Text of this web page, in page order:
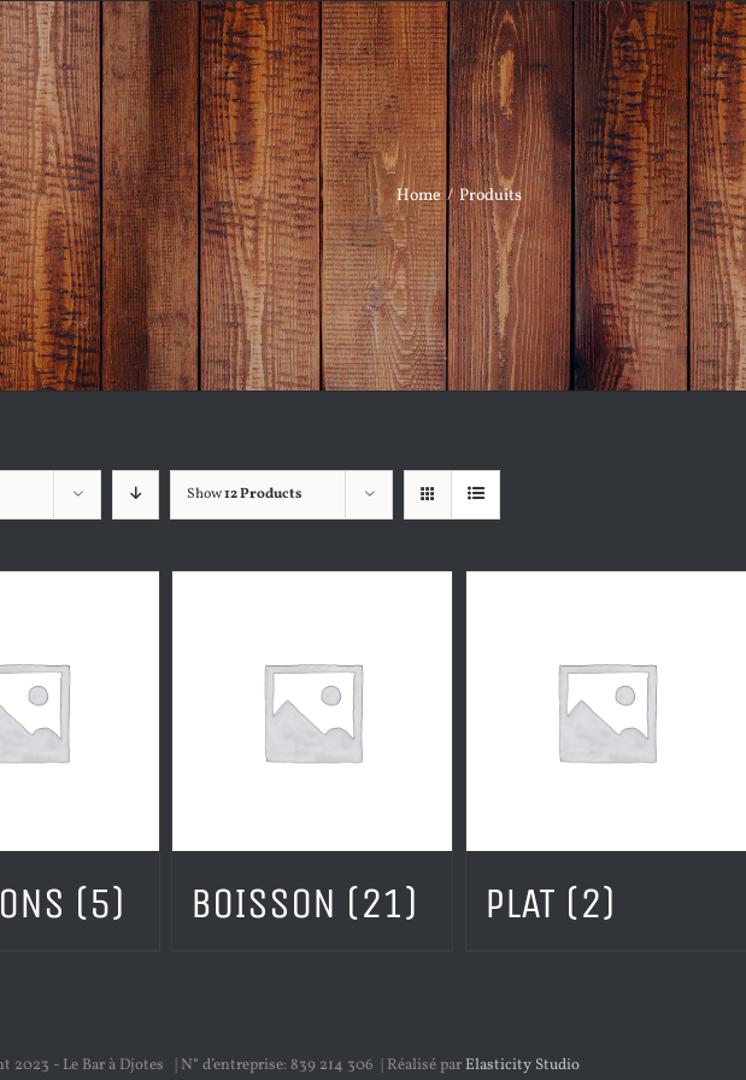
Home / Produits
Show12 Products
(5) BOISSON (21) PLAT (2)
2023 - Le Bar à Djotes | N° d’entreprise: 839 214 306 | Réalisé par Elasticity Studio